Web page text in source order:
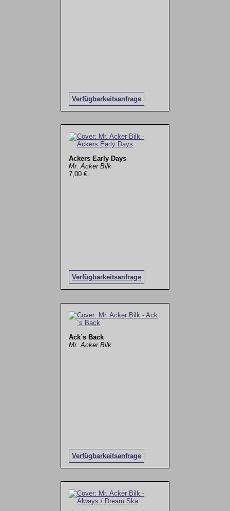
Verfügbarkeitsanfrage
Ackers Early Days
Mr. Acker Bilk
7,00 €
Verfügbarkeitsanfrage
Ack´s Back
Mr. Acker Bilk
Verfügbarkeitsanfrage